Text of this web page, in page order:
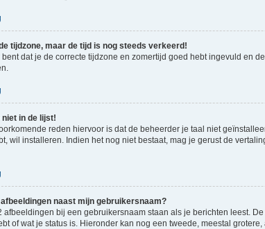
tijdzone, maar de tijd is nog steeds verkeerd!
bent dat je de correcte tijdzone en zomertijd goed hebt ingevuld en
niet in de lijst!
reden hiervoor is dat de beheerder je taal niet
wil installeren. Indien het nog niet bestaat, mag je gerust de
afbeeldingen naast mijn gebruikersnaam?
afbeeldingen bij een gebruikersnaam staan als je berichten leest.
of wat je status is. Hieronder kan nog een tweede, meestal